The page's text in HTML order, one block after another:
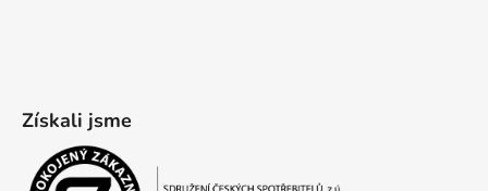
Získali jsme